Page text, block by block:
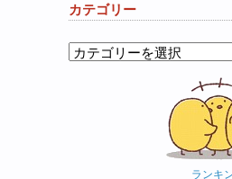
カテゴリー
カ
ランキ